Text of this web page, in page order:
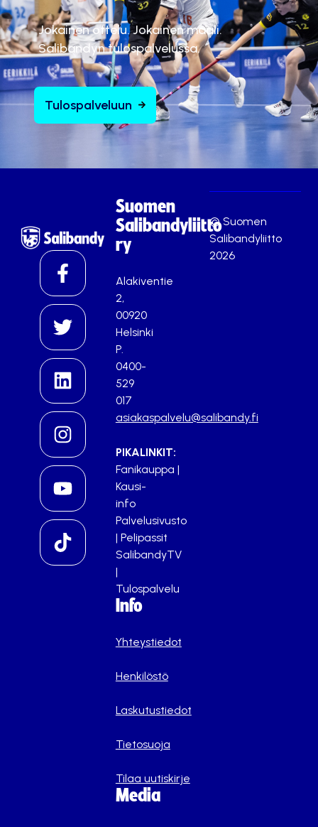
Jokainen ottelu. Jokainen maali.
Salibandyn tulospalvelussa.
Tulospalveluun
Suomen
Salibandyliitto
ry
Alakiventie
2,
00920
Helsinki
P.
0400-
529
017
asiakaspalvelu@salibandy.fi
PIKALINKIT:
Fanikauppa |
Kausi-
info
Palvelusivusto
| Pelipassit
SalibandyTV
|
Tulospalvelu
Info
Yhteystiedot
Henkilöstö
Laskutustiedot
Tietosuoja
Tilaa uutiskirje
Media
© Suomen
Salibandyliitto
2026